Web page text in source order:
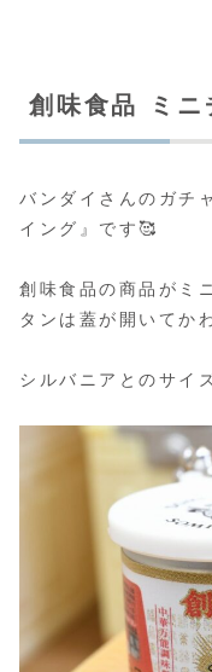
創味食品 ミニ
バンダイさんのガチ
イング』です🥰
創味食品の商品がミ
タンは蓋が開いてか
シルバニアとのサイ